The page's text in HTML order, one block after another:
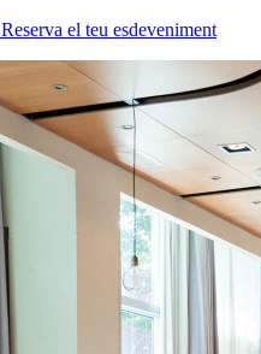
Reserva el teu esdeveniment